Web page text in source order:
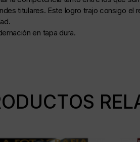
titulares. Este logro trajo consigo
en tapa dura.